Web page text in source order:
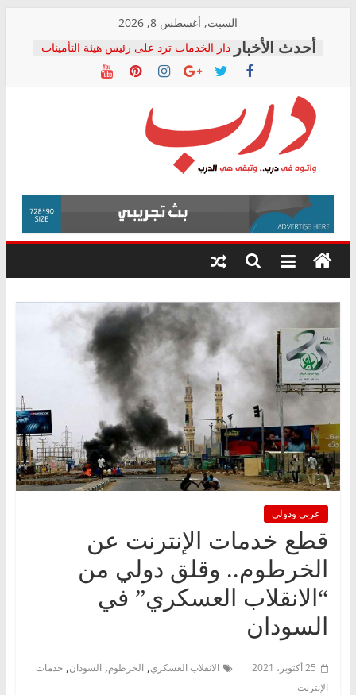
content
السبت, أغسطس 8, 2026
دار الخدمات ترد على رئيس هيئة التأمينات
بعد مؤتمره الصحفي: إنكار الأزمة لا ينهي
معاناة أصحاب المعاشات.. ونطالب بكشف
فرحات سليمان يكتب: القطاع الصحي إلى
أين؟
حزب التحالف الشعبي يطلق لجنة “الحق
في الصحة” بالإسكندرية لرصد الانتهاكات
ودعم المرضى
الوزاري لمدينة الصحفيين.. وانتهاء أعمال
إنشاء المبنى الإداري
المجلس القومي لحقوق الإنسان يعلن
متابعة قضية الدكتور محمد زهران.. ويؤكد:
قرينة البراءة وضمانات المحاكمة العادلة
درب
وأتوه
درب..
وتبقى
هي
عربي ودولي
قطع خدمات الإنترنت عن
الخرطوم.. وقلق دولي من
“الانقلاب العسكري” في
السودان
25 أكتوبر، 2021 الانقلاب العسكري, الخرطوم, السودان, خدمات
الإنترنت